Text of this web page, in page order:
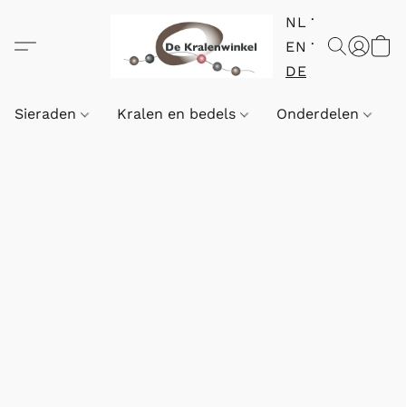
NL
EN
DE
Sieraden Kralen en bedels Onderdelen